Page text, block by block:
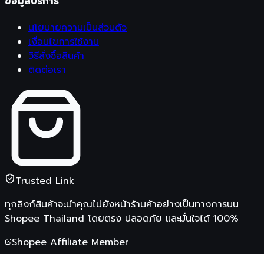
นโยบายความเป็นส่วนตัว
เงื่อนไขการใช้งาน
วิธีสั่งซื้อสินค้า
ติดต่อเรา
Trusted Link
ทุกลิงก์สินค้าจะนำคุณไปยังหน้าร้านค้าอย่างเป็นทางการบน
Shopee Thailand โดยตรง ปลอดภัย และมั่นใจได้ 100%
Shopee Affiliate Member